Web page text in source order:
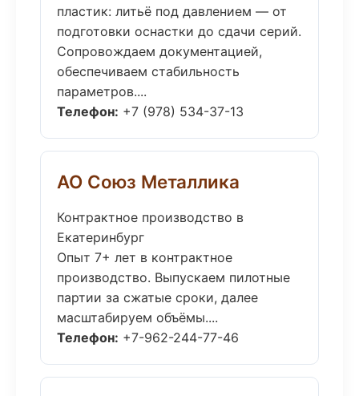
пластик: литьё под давлением — от
подготовки оснастки до сдачи серий.
Сопровождаем документацией,
обеспечиваем стабильность
параметров....
Телефон: +7 (978) 534-37-13
АО Союз Металлика
Контрактное производство в
Екатеринбург
Опыт 7+ лет в контрактное
производство. Выпускаем пилотные
партии за сжатые сроки, далее
масштабируем объёмы....
Телефон: +7-962-244-77-46